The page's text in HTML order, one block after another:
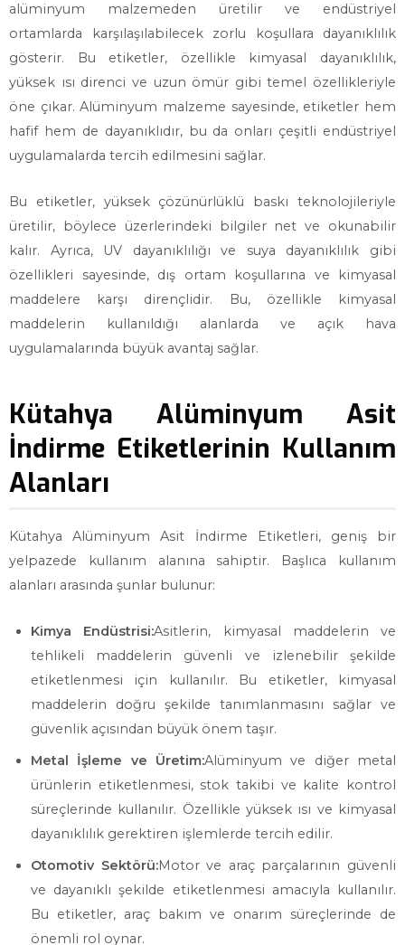
alüminyum malzemeden üretilir ve endüstriyel
ortamlarda karşılaşılabilecek zorlu koşullara dayanıklılık
gösterir. Bu etiketler, özellikle kimyasal dayanıklılık,
yüksek ısı direnci ve uzun ömür gibi temel özellikleriyle
öne çıkar. Alüminyum malzeme sayesinde, etiketler hem
hafif hem de dayanıklıdır, bu da onları çeşitli endüstriyel
uygulamalarda tercih edilmesini sağlar.
Bu etiketler, yüksek çözünürlüklü baskı teknolojileriyle
üretilir, böylece üzerlerindeki bilgiler net ve okunabilir
kalır. Ayrıca, UV dayanıklılığı ve suya dayanıklılık gibi
özellikleri sayesinde, dış ortam koşullarına ve kimyasal
maddelere karşı dirençlidir. Bu, özellikle kimyasal
maddelerin kullanıldığı alanlarda ve açık hava
uygulamalarında büyük avantaj sağlar.
Kütahya Alüminyum Asit
İndirme Etiketlerinin Kullanım
Alanları
Kütahya Alüminyum Asit İndirme Etiketleri, geniş bir
yelpazede kullanım alanına sahiptir. Başlıca kullanım
alanları arasında şunlar bulunur:
Kimya Endüstrisi:Asitlerin, kimyasal maddelerin ve
tehlikeli maddelerin güvenli ve izlenebilir şekilde
etiketlenmesi için kullanılır. Bu etiketler, kimyasal
maddelerin doğru şekilde tanımlanmasını sağlar ve
güvenlik açısından büyük önem taşır.
Metal İşleme ve Üretim:Alüminyum ve diğer metal
ürünlerin etiketlenmesi, stok takibi ve kalite kontrol
süreçlerinde kullanılır. Özellikle yüksek ısı ve kimyasal
dayanıklılık gerektiren işlemlerde tercih edilir.
Otomotiv Sektörü:Motor ve araç parçalarının güvenli
ve dayanıklı şekilde etiketlenmesi amacıyla kullanılır.
Bu etiketler, araç bakım ve onarım süreçlerinde de
önemli rol oynar.